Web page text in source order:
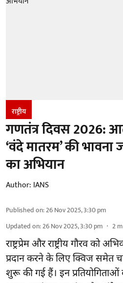
राष्ट्रीय
गणतंत्र दिवस 2026:
‘वंदे मातरम’ की
का अभियान
Author: IANS
Published on:26 Nov 2025, 3:30 pm
Updated on:26 Nov 2025, 3:30 pm 2
राष्ट्रप्रेम और राष्ट्रीय गौरव को
प्रदान करने के लिए क्विज समेत चार
शुरू की गई हैं। इन प्रतियोगिताओं